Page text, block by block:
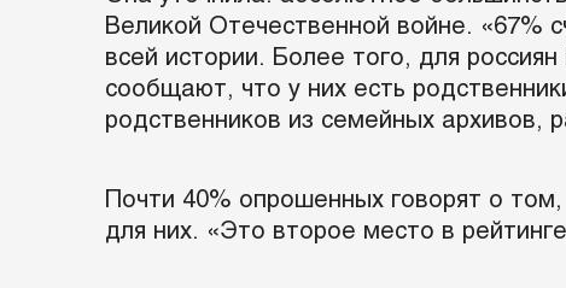
Великой Отечественной войне. «67%
всей истории. Более того, для
сообщают, что у них есть
родственников из семейных архивов,
Почти 40% опрошенных говорят о
для них. «Это второе место в